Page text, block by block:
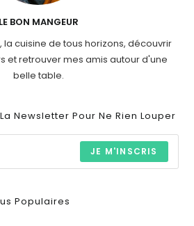
LE BON MANGEUR
la cuisine de tous horizons, découvrir
et retrouver mes amis autour d'une
belle table.
Newsletter Pour Ne Rien Louper
JE M'INSCRIS
Populaires